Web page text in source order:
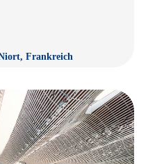
Frankreich